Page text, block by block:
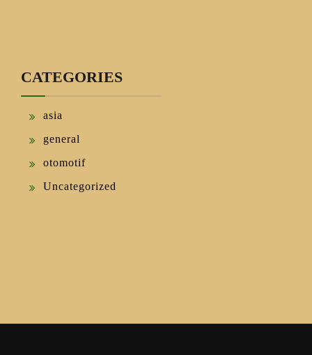
CATEGORIES
asia
general
otomotif
Uncategorized